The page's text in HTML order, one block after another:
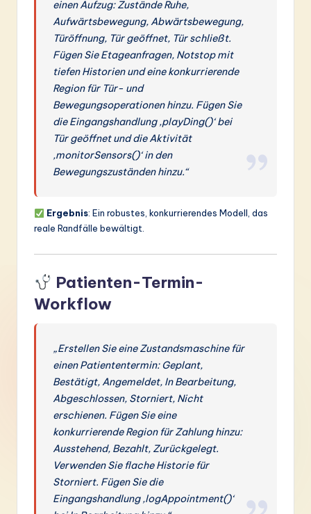
einen Aufzug: Zustände Ruhe,
Aufwärtsbewegung, Abwärtsbewegung,
Türöffnung, Tür geöffnet, Tür schließt.
Fügen Sie Etageanfragen, Notstop mit
tiefen Historien und eine konkurrierende
Region für Tür- und
Bewegungsoperationen hinzu. Fügen Sie
die Eingangshandlung ‚playDing()‘ bei
Tür geöffnet und die Aktivität
‚monitorSensors()‘ in den
Bewegungszuständen hinzu.“
Ergebnis: Ein robustes, konkurrierendes Modell, das
reale Randfälle bewältigt.
Patienten-Termin-
Workflow
„Erstellen Sie eine Zustandsmaschine für
einen Patiententermin: Geplant,
Bestätigt, Angemeldet, In Bearbeitung,
Abgeschlossen, Storniert, Nicht
erschienen. Fügen Sie eine
konkurrierende Region für Zahlung hinzu:
Ausstehend, Bezahlt, Zurückgelegt.
Verwenden Sie flache Historie für
Storniert. Fügen Sie die
Eingangshandlung ‚logAppointment()‘